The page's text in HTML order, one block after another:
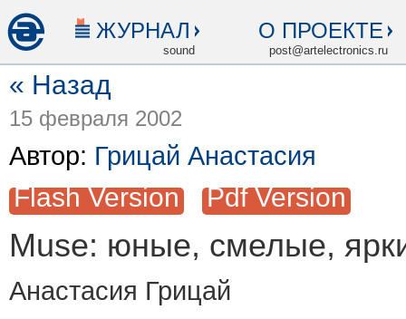
ЖУРНАЛ
sound
О ПРОЕКТЕ
post@artelectronics.ru
« Назад
15 февраля 2002
Автор: Грицай Анастасия
Flash Version Pdf Version
Muse: юные, смелые,
Анастасия Грицай